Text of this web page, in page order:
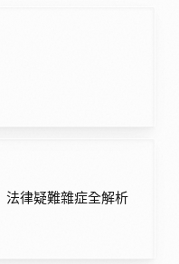
法律疑難雜症全解析